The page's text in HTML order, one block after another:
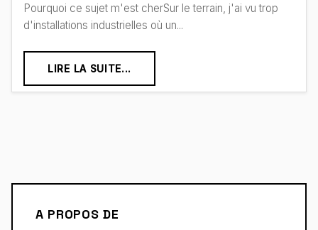
Pourquoi ce sujet m'est cherSur le terrain, j'ai vu trop
d'installations industrielles où un...
LIRE LA SUITE...
A PROPOS DE